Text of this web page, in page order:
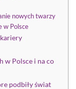
nowych twarzy
w Polsce
w Polsce i na co
podbiły świat